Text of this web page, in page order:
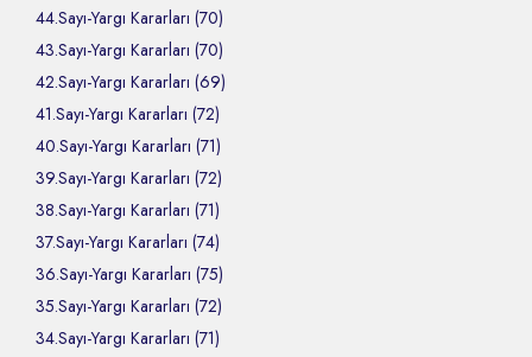
44.Sayı-Yargı Kararları (70)
43.Sayı-Yargı Kararları (70)
42.Sayı-Yargı Kararları (69)
41.Sayı-Yargı Kararları (72)
40.Sayı-Yargı Kararları (71)
39.Sayı-Yargı Kararları (72)
38.Sayı-Yargı Kararları (71)
37.Sayı-Yargı Kararları (74)
36.Sayı-Yargı Kararları (75)
35.Sayı-Yargı Kararları (72)
34.Sayı-Yargı Kararları (71)